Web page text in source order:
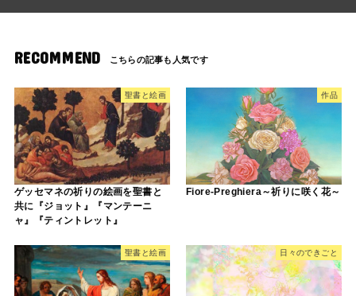
RECOMMEND
聖書と絵画
ゲッセマネの祈りの絵画を聖書と
共に『ジョット』『マンテーニ
ャ』『ティントレット』
作品
Fiore-Preghiera～祈りに咲く花～
聖書と絵画 日々のできごと